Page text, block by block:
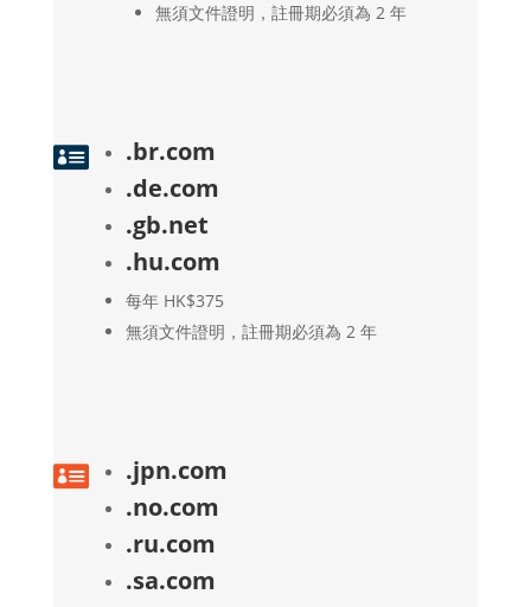
無須文件證明，註冊期必須為 2 年

.br.com
.de.com
.gb.net
.hu.com
每年 HK$375
無須文件證明，註冊期必須為 2 年

.jpn.com
.no.com
.ru.com
.sa.com